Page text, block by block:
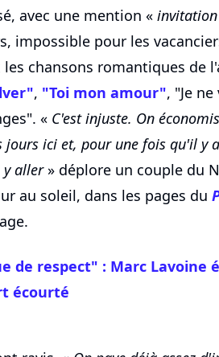
avec une mention « invitation
impossible pour les
chansons romantiques de
, "Toi mon amour", "Je
« C'est injuste. On
jours ici et, pour une fois qu'il y
y aller» déplore un couple du
au soleil, dans les pages du
de respect" : Marc Lavoine
écourté